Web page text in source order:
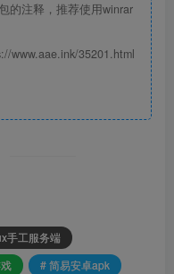
的注释，推荐使用winrar
www.aae.ink/35201.html
手工服务端
# 简易安卓apk